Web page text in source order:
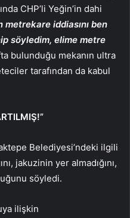
CHP’li Yeğin’in dahi
metrekare iddiasını ben
söyledim, elime metre
bulunduğu mekanın ultra
tarafından da kabul
Belediyesi’ndeki ilgili
jakuzinin yer almadığını,
söyledi.
ilişkin